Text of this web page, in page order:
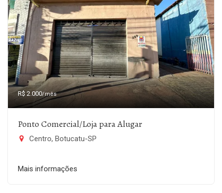
R$ 2.000/mês
Ponto Comercial/Loja para Alugar
Centro, Botucatu-SP
Mais informações